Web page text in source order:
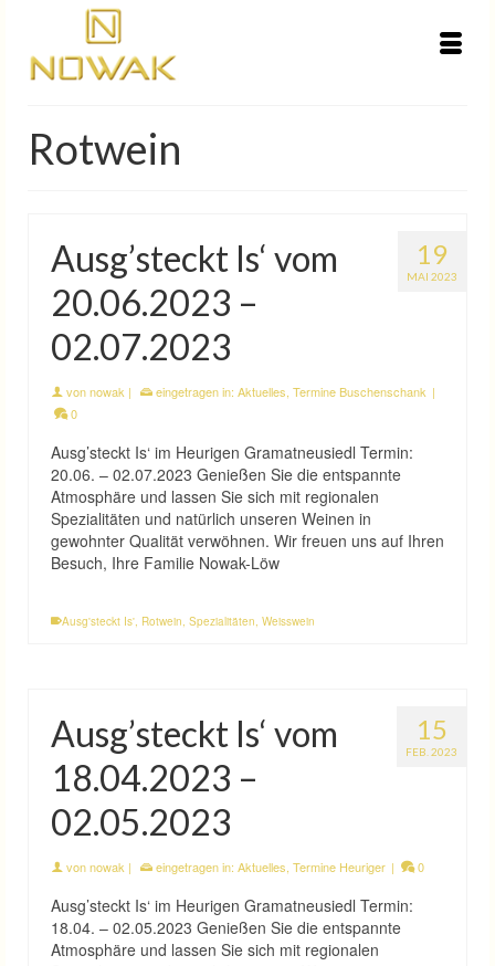
Rotwein
19
MAI 2023
Ausg’steckt Is‘ vom
20.06.2023 –
02.07.2023
vonnowak | eingetragen in: Aktuelles Termine Buschenschank |
0
Ausg’steckt Is‘ im Heurigen Gramatneusiedl Termin:
20.06. – 02.07.2023 Genießen Sie die entspannte
Atmosphäre und lassen Sie sich mit regionalen
Spezialitäten und natürlich unseren Weinen in
gewohnter Qualität verwöhnen. Wir freuen uns auf Ihren
Besuch, Ihre Familie Nowak-Löw
Ausg'steckt Is', Rotwein, Spezialitäten, Weisswein
15
FEB. 2023
Ausg’steckt Is‘ vom
18.04.2023 –
02.05.2023
vonnowak | eingetragen in: Aktuelles Termine Heuriger | 0
Ausg’steckt Is‘ im Heurigen Gramatneusiedl Termin:
18.04. – 02.05.2023 Genießen Sie die entspannte
Atmosphäre und lassen Sie sich mit regionalen